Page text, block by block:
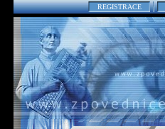
REGISTRACE